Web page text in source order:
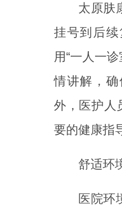
太原肤
挂号到后
用“一人一
情讲解，
外，医护人
要的健康指
舒适环
医院环